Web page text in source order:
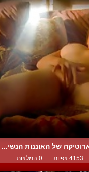
של האוננות הנשי...
4153 צפיות | 0 המלצות